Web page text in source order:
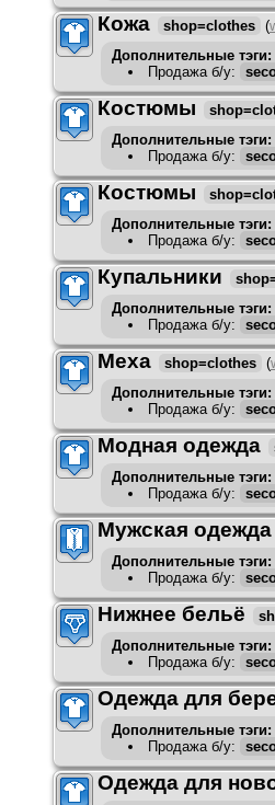
Кожа shop=clothes (
Дополнительные тэги:
Продажа б/у:
Костюмы
Дополнительные тэги:
Продажа б/у:
Костюмы
Дополнительные тэги:
Продажа б/у:
Купальники
Дополнительные тэги:
Продажа б/у:
Меха shop=clothes (
Дополнительные тэги:
Продажа б/у:
Модная одежда
Дополнительные тэги:
Продажа б/у:
Мужская одежда
Дополнительные тэги:
Продажа б/у:
Нижнее бельё
Дополнительные тэги:
Продажа б/у:
Одежда для
Дополнительные тэги:
Продажа б/у:
Одежда для